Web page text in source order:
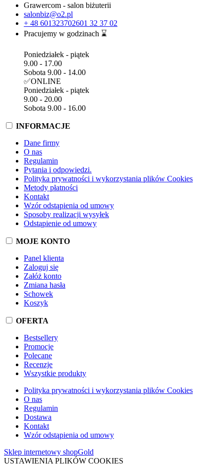
Grawercom - salon biżuterii
salonbiz@o2.pl
+ 48 601323702601 32 37 02
Pracujemy w godzinach ⌛
Poniedziałek - piątek
9.00 - 17.00
Sobota 9.00 - 14.00
✅ONLINE
Poniedziałek - piątek
9.00 - 20.00
Sobota 9.00 - 16.00
INFORMACJE
Dane firmy
O nas
Regulamin
Pytania i odpowiedzi.
Polityka prywatności i wykorzystania plików Cookies
Metody płatności
Kontakt
Wzór odstąpienia od umowy
Sposoby realizacji wysyłek
Odstąpienie od umowy
MOJE KONTO
Panel klienta
Zaloguj się
Załóż konto
Zmiana hasła
Schowek
Koszyk
OFERTA
Bestsellery
Promocje
Polecane
Recenzje
Wszystkie produkty
Polityka prywatności i wykorzystania plików Cookies
O nas
Regulamin
Dostawa
Kontakt
Wzór odstąpienia od umowy
Sklep internetowy shopGold
USTAWIENIA PLIKÓW COOKIES